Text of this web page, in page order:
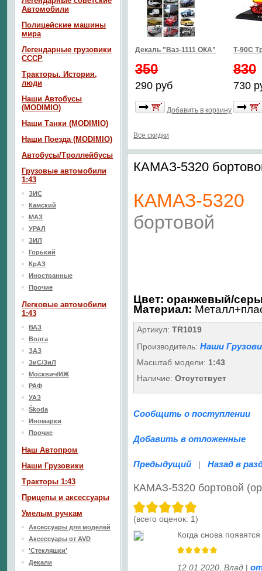
Декаль "Ваз-1111 ОКА"
350
290 руб
Добавить в корзину
Т-90С
830
730
Все скидки
КАМАЗ-5320
КАМАЗ-5320
бортовой
Цвет: оранжевый/
Материал:
Артикул: TR1019
Производитель: Наши
Масштаб модели: 1:43
Наличие: Отсутствует
Сообщить о поступлении
Добавить в отложенные
Предыдущий | Назад в
КАМАЗ-5320 бортовой
(всего оценок: 1)
Когда снова
12.01.2020 Влад |
Автомобили
Полицейские машины
мира
Легендарные грузовики
СССР
Тракторы. История,
люди
Наши Автобусы
(MODIMIO)
Наши Танки (MODIMIO)
Наши Поезда (MODIMIO)
Автобусы/Троллейбусы
Грузовые автомобили
1:43
ЗИС
Камский
МАЗ
УРАЛ
ЗИЛ
Горький
КрАЗ
Иностранные
Прочие
Легковые автомобили
1:43
ВАЗ
Волга
ЗАЗ
ЗиС/ЗиЛ
Москвич/ИЖ
РАФ
УАЗ
Škoda
Иномарки
Прочие
Наш Aвтопром
Наши Грузовики
Тракторы 1:43
Прицепы и аксессуары
Умелым ручкам
Аксессуары для моделей
Аксессуары от AVD
'Стекляшки'
Декали